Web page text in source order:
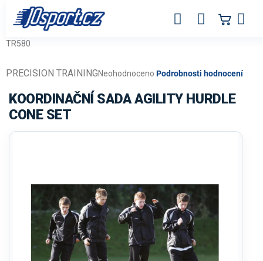
obsah
TR580
Průměrné
produktu
je
Neohodnoceno Podrobnosti hodnocení
PRECISION TRAINING
KOORDINAČNÍ SADA AGILITY HURDLE
CONE SET